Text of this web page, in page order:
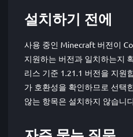
설치하기 전에
사용 중인 Minecraft 버전이
지원하는 버전과 일치하는지
리스 기준 1.21.1 버전을 지원
가 호환성을 확인하므로 선택
않는 항목은 설치하지 않습니